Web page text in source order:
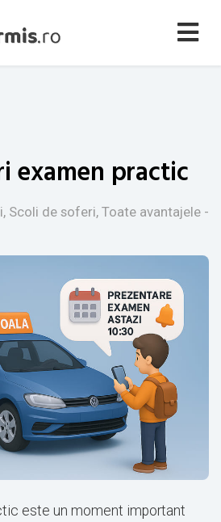
examen practic
Scoli de soferi, Toate avantajele -
este un moment important